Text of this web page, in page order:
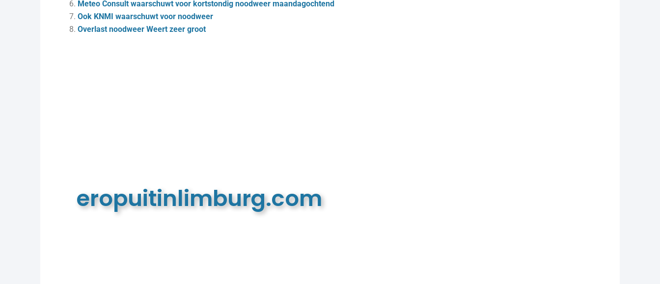
Meteo Consult waarschuwt voor kortstondig noodweer maandagochtend
Ook KNMI waarschuwt voor noodweer
Overlast noodweer Weert zeer groot
eropuitinlimburg.com